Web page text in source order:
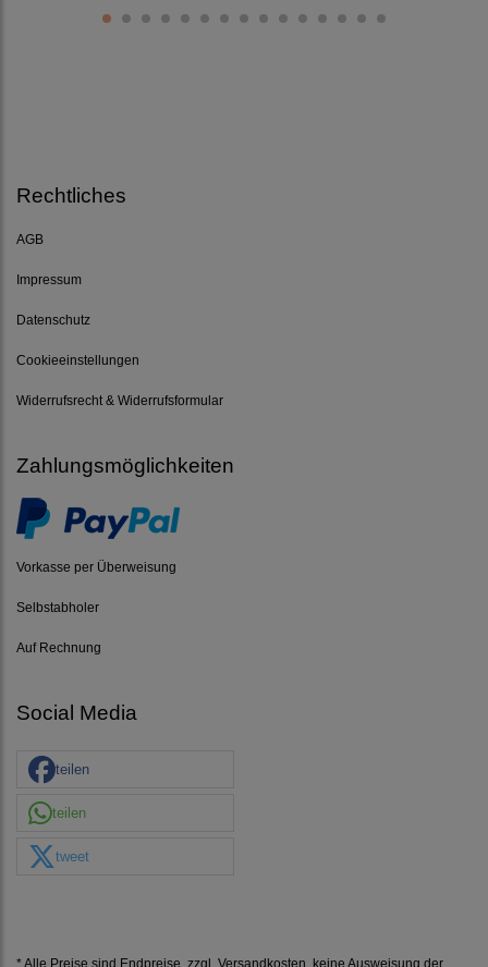
Rechtliches
AGB
Impressum
Datenschutz
Cookieeinstellungen
Widerrufsrecht & Widerrufsformular
Zahlungsmöglichkeiten
Vorkasse per Überweisung
Selbstabholer
Auf Rechnung
Social Media
teilen
teilen
tweet
* Alle Preise sind Endpreise, zzgl. Versandkosten , keine Ausweisung der